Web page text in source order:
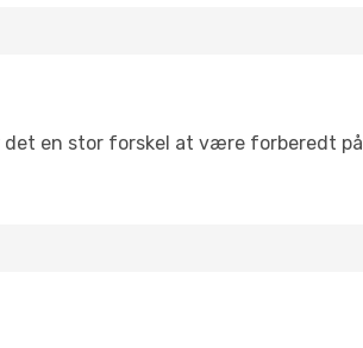
det en stor forskel at være forberedt på